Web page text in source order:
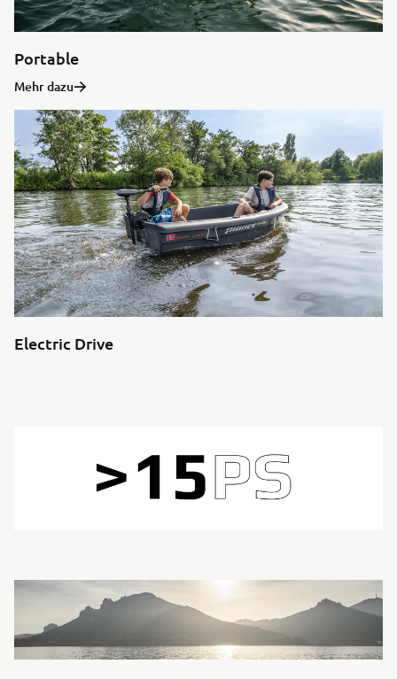
Portable
Mehr dazu
Electric Drive